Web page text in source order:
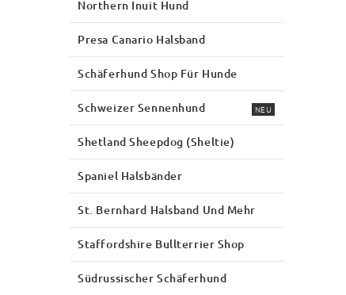
Northern Inuit Hund
Presa Canario Halsband
Schäferhund Shop Für Hunde
Schweizer Sennenhund NEU
Shetland Sheepdog (Sheltie)
Spaniel Halsbänder
St. Bernhard Halsband Und Mehr
Staffordshire Bullterrier Shop
Südrussischer Schäferhund